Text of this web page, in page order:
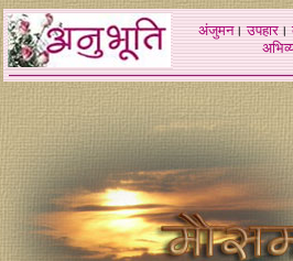
अंजुमन।उपहार।